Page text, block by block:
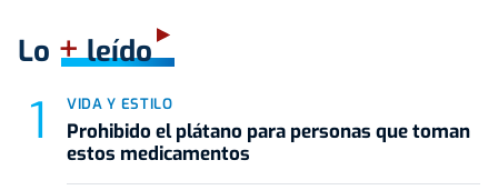
Lo +leído
VIDA Y ESTILO
Prohibido el plátano para personas que toman
estos medicamentos